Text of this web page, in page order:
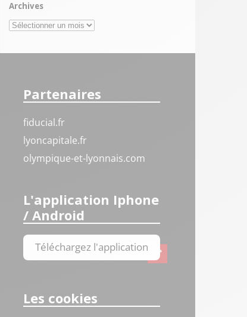
Archives
Archives
Partenaires
fiducial.fr
lyoncapitale.fr
olympique-et-lyonnais.com
L'application Iphone
/ Android
Téléchargez l'application
Les cookies